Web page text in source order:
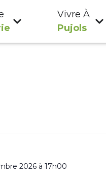
Vivre À
Pujols
2026 à 17h00